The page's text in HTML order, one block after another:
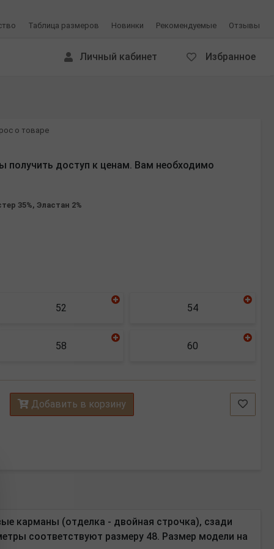
Таблица размеров Новинки Рекомендуемые Отзывы
Избранное
Личный кабинет
о товаре
получить доступ к ценам. Вам необходимо
35%, Эластан 2%
52 54
58 60
Добавить в корзину
карманы (отделка - двойная строчка), сзади
соответствуют размеру 48. Размер модели на